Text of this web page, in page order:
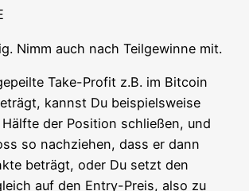
Nimm auch nach Teil­ge­win­ne mit.
Take-Pro­fit z.B. im Bit­co­in
kannst Du bei­spiels­wei­se
der Posi­ti­on schlie­ßen, und
so nach­zie­hen, dass er dann
beträgt, oder Du setzt den
auf den Ent­ry-Preis, also zu